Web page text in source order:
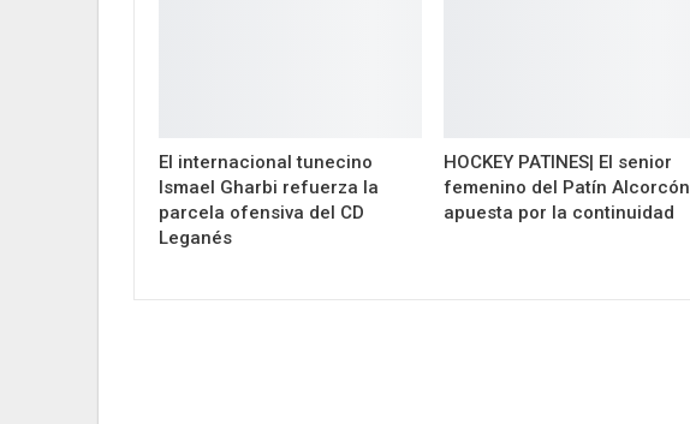
El internacional tunecino
Ismael Gharbi refuerza la
parcela ofensiva del CD
Leganés
HOCKEY PATINES| El senior
femenino del Patín Alcorcón
apuesta por la continuidad